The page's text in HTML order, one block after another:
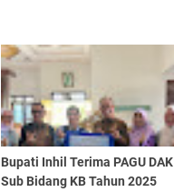
Bupati Inhil Terima PAGU DAK
Sub Bidang KB Tahun 2025